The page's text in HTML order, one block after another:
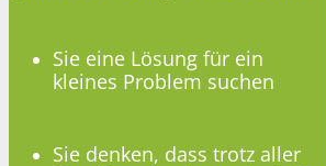
Sie eine Lösung für ein
kleines Problem suchen
Sie denken, dass trotz aller